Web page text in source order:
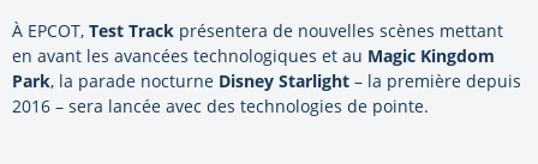
À EPCOT, Test Track présentera de nouvelles scènes mettant
en avant les avancées technologiques et au Magic Kingdom
Park, la parade nocturne Disney Starlight – la première depuis
2016 – sera lancée avec des technologies de pointe.